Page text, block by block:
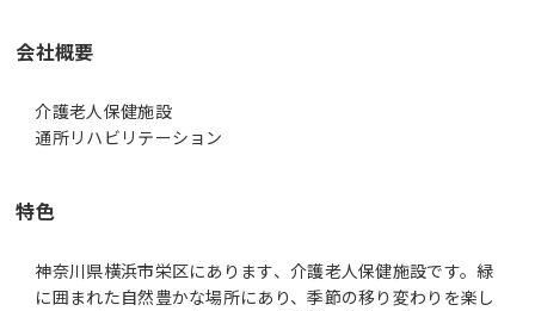
会社概要
介護老人保健施設
通所リハビリテーション
特色
神奈川県横浜市栄区にあります、介護老人保健施設です。緑
に囲まれた自然豊かな場所にあり、季節の移り変わりを楽し